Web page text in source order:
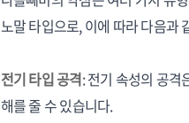
노말 타입으로, 이에 따라 다음과
전기 타입 공격: 전기 속성의 공격
해를 줄 수 있습니다.